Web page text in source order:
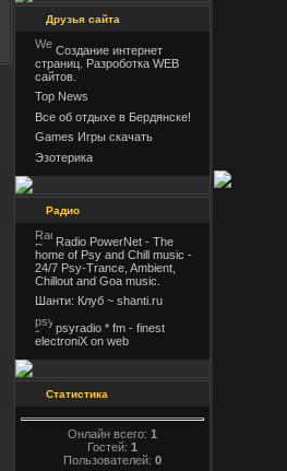
Друзья сайта
Создание интернет
страниц. Разроботка WEB
сайтов.
Top News
Все об отдыхе в Бердянске!
Games Игры скачать
Эзотерика
Радио
Radio PowerNet - The
home of Psy and Chill music -
24/7 Psy-Trance, Ambient,
Chillout and Goa music.
Шанти: Клуб ~ shanti.ru
psyradio * fm - finest
electroniX on web
Статистика
Онлайн всего: 1
Гостей: 1
Пользователей: 0